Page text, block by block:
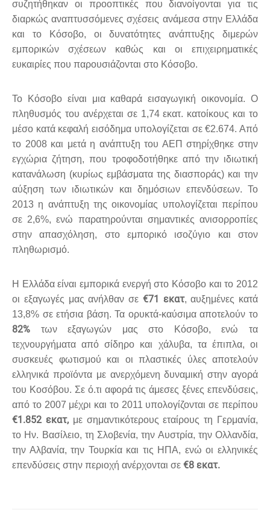
συζητήθηκαν οι προοπτικές που διανοίγονται για τις
διαρκώς αναπτυσσόμενες σχέσεις ανάμεσα στην Ελλάδα
και το Κόσοβο, οι δυνατότητες ανάπτυξης διμερών
εμπορικών σχέσεων καθώς και οι επιχειρηματικές
ευκαιρίες που παρουσιάζονται στο Κόσοβο.
Το Κόσοβο είναι μια καθαρά εισαγωγική οικονομία. Ο
πληθυσμός του ανέρχεται σε 1,74 εκατ. κατοίκους και το
μέσο κατά κεφαλή εισόδημα υπολογίζεται σε €2.674. Από
το 2008 και μετά η ανάπτυξη του ΑΕΠ στηρίχθηκε στην
εγχώρια ζήτηση, που τροφοδοτήθηκε από την ιδιωτική
κατανάλωση (κυρίως εμβάσματα της διασποράς) και την
αύξηση των ιδιωτικών και δημόσιων επενδύσεων. Το
2013 η ανάπτυξη της οικονομίας υπολογίζεται περίπου
σε 2,6%, ενώ παρατηρούνται σημαντικές ανισορροπίες
στην απασχόληση, στο εμπορικό ισοζύγιο και στον
πληθωρισμό.
Η Ελλάδα είναι εμπορικά ενεργή στο Κόσοβο και το 2012
οι εξαγωγές μας ανήλθαν σε €71 εκατ, αυξημένες κατά
13,8% σε ετήσια βάση. Τα ορυκτά-καύσιμα αποτελούν το
82% των εξαγωγών μας στο Κόσοβο, ενώ τα
τεχνουργήματα από σίδηρο και χάλυβα, τα έπιπλα, οι
συσκευές φωτισμού και οι πλαστικές ύλες αποτελούν
ελληνικά προϊόντα με ανερχόμενη δυναμική στην αγορά
του Κοσόβου. Σε ό.τι αφορά τις άμεσες ξένες επενδύσεις,
από το 2007 μέχρι και το 2011 υπολογίζονται σε περίπου
€1.852 εκατ,με σημαντικότερους εταίρους τη Γερμανία,
το Ην. Βασίλειο, τη Σλοβενία, την Αυστρία, την Ολλανδία,
την Αλβανία, την Τουρκία και τις ΗΠΑ, ενώ οι ελληνικές
επενδύσεις στην περιοχή ανέρχονται σε €8 εκατ.